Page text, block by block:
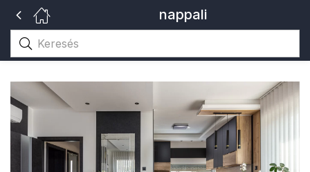
nappali